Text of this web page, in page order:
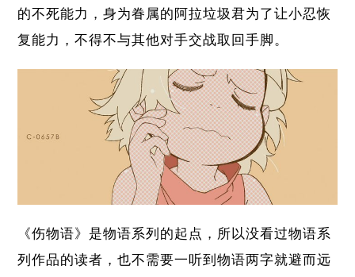
的不死能力，身为眷属的阿拉垃圾君为了让小忍恢
复能力，不得不与其他对手交战取回手脚。
《伤物语》是物语系列的起点，所以没看过物语系
列作品的读者，也不需要一听到物语两字就避而远